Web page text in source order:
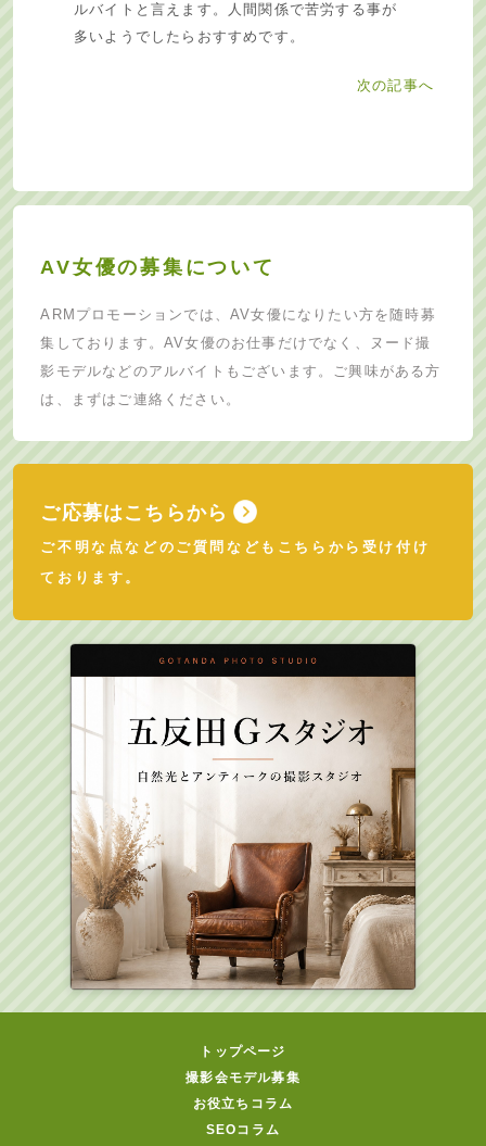
ルバイトと言えます。人間関係で苦労する事が
多いようでしたらおすすめです。
次の記事へ
AV女優の募集について
ARMプロモーションでは、AV女優になりたい方を随時募
集しております。AV女優のお仕事だけでなく、ヌード撮
影モデルなどのアルバイトもございます。ご興味がある方
は、まずはご連絡ください。
ご応募はこちらから
ご不明な点などのご質問などもこちらから受け付け
ております。
トップページ
撮影会モデル募集
お役立ちコラム
SEOコラム